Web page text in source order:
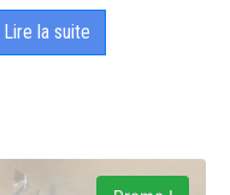
Lire la suite